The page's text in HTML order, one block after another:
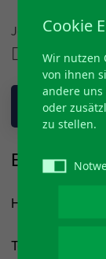
ZURÜCK
Jetzt Teilen auf
Bürgerbus
Hans-Peter
Telefon:
Cookie
Wir nutzen
von ihnen
andere uns
oder
zu stellen.